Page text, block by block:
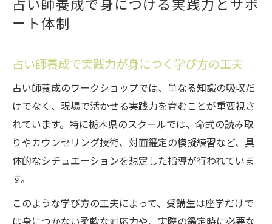
占い師養成で身につける実践力とサポ
ート体制
占い師養成で実践力が身につく学び方の工夫
占い師養成のワークショップでは、単なる知識の吸収だ
けでなく、現場で活かせる実践力を育むことが重要視さ
れています。特に栃木県のスクールでは、命式の読み取
りやカウンセリング技術、対面鑑定の模擬練習など、具
体的なシチュエーションを想定した指導が行われていま
す。
このような学び方の工夫によって、受講生は座学だけで
は身につかない柔軟な対応力や、実際の鑑定時に必要な